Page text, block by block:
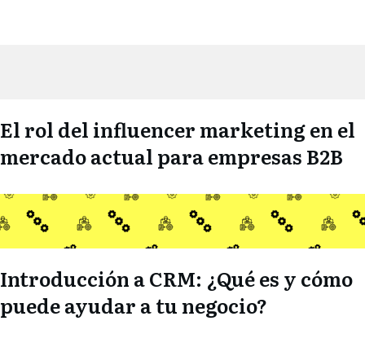
El rol del influencer marketing en el
mercado actual para empresas B2B
Introducción a CRM: ¿Qué es y cómo
puede ayudar a tu negocio?